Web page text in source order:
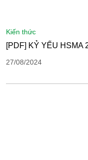
kiến thức
[PDF] KỶ YẾU HSMA
27/08/2024